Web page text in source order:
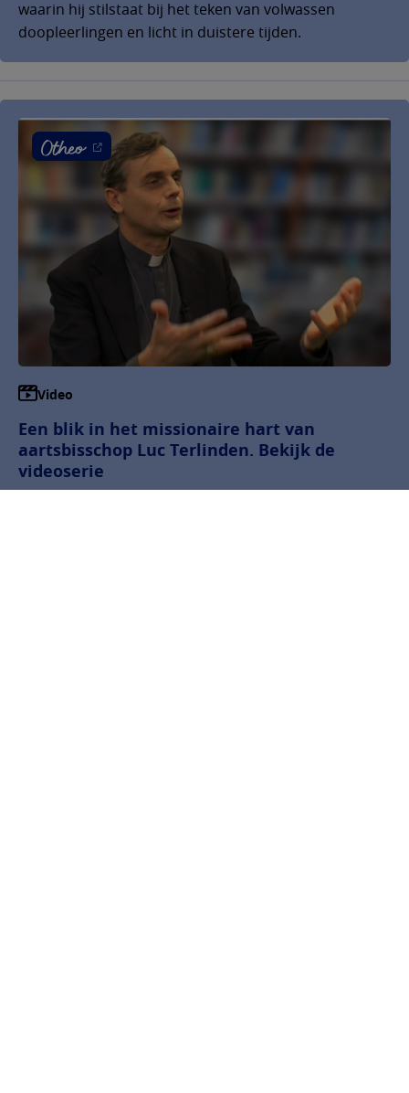
waarin hij stilstaat bij het teken van volwassen
doopleerlingen en licht in duistere tijden.
Video
Een blik in het missionaire hart van
aartsbisschop Luc Terlinden. Bekijk de
videoserie